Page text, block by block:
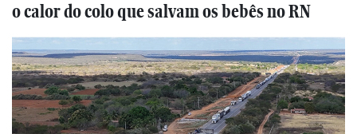
o calor do colo que salvam os bebês no RN